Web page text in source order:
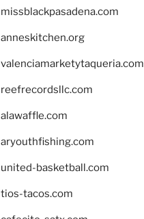
missblackpasadena.com
anneskitchen.org
valenciamarketytaqueria.com
reefrecordsllc.com
alawaffle.com
aryouthfishing.com
united-basketball.com
tios-tacos.com